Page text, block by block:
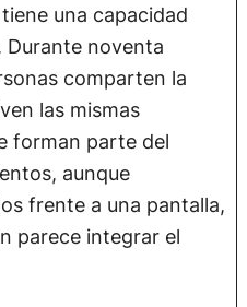
una capacidad
Durante noventa
comparten la
las mismas
forman parte del
aunque
frente a una pantalla,
parece integrar el